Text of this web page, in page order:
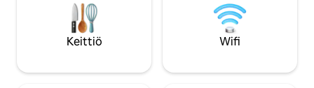
Kokoontaitettava sänky, mukava sohva,
televisio ja työtila. Korkeat katot,
tammilattiat ja pimennysverhot.
Ihanteellinen yksin matkustaville tai
liikenteen yhteydet.
Lähikauppa
Täydellinen
työskentelyyn tai
tutustumiseen.
Keittiö Wifi